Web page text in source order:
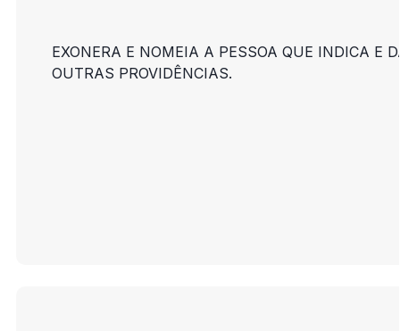
EXONERA E NOMEIA A PESSOA QUE INDICA E
OUTRAS PROVIDÊNCIAS.